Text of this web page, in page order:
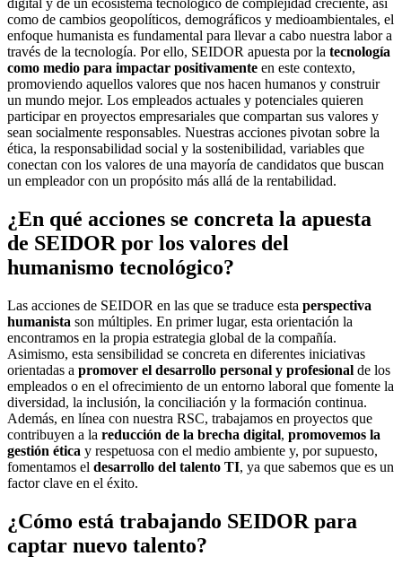
digital y de un ecosistema tecnológico de complejidad creciente, así
como de cambios geopolíticos, demográficos y medioambientales, el
enfoque humanista es fundamental para llevar a cabo nuestra labor a
través de la tecnología. Por ello, SEIDOR apuesta por la tecnología
como medio para impactar positivamente en este contexto,
promoviendo aquellos valores que nos hacen humanos y construir
un mundo mejor. Los empleados actuales y potenciales quieren
participar en proyectos empresariales que compartan sus valores y
sean socialmente responsables. Nuestras acciones pivotan sobre la
ética, la responsabilidad social y la sostenibilidad, variables que
conectan con los valores de una mayoría de candidatos que buscan
un empleador con un propósito más allá de la rentabilidad.
¿En qué acciones se concreta la apuesta
de SEIDOR por los valores del
humanismo tecnológico?
Las acciones de SEIDOR en las que se traduce esta perspectiva
humanista son múltiples. En primer lugar, esta orientación la
encontramos en la propia estrategia global de la compañía.
Asimismo, esta sensibilidad se concreta en diferentes iniciativas
orientadas a promover el desarrollo personal y profesional de los
empleados o en el ofrecimiento de un entorno laboral que fomente la
diversidad, la inclusión, la conciliación y la formación continua.
Además, en línea con nuestra RSC, trabajamos en proyectos que
contribuyen a la reducción de la brecha digital, promovemos la
gestión ética y respetuosa con el medio ambiente y, por supuesto,
fomentamos el desarrollo del talento TI, ya que sabemos que es un
factor clave en el éxito.
¿Cómo está trabajando SEIDOR para
captar nuevo talento?